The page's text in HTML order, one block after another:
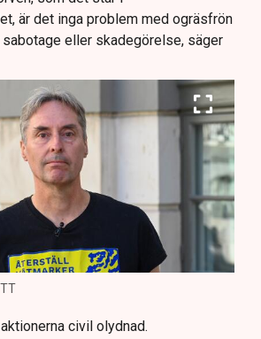
är det inga problem med ogräsfrön
sabotage eller skadegörelse, säger
civil olydnad.